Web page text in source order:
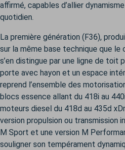
affirmé, capables d’allier
quotidien.
La première génération (F36),
sur la même base technique que le
s’en distingue par une ligne de toit
porte avec hayon et un espace
reprend l’ensemble des
blocs essence allant du 418i au
moteurs diesel du 418d au 435d
version propulsion ou transmission
M Sport et une version M
souligner son tempérament